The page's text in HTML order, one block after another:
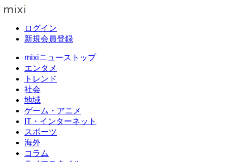
ログイン
新規会員登録
mixiニューストップ
エンタメ
トレンド
社会
地域
ゲーム・アニメ
IT・インターネット
スポーツ
海外
コラム